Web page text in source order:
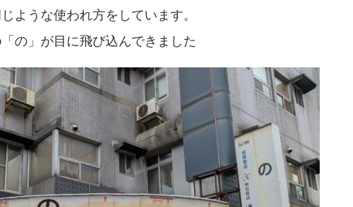
ような使われ方をしています。
の」が目に飛び込んできました